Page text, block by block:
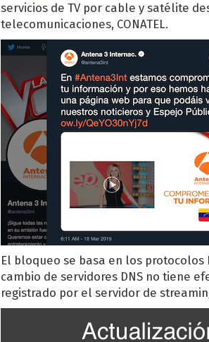
servicios de TV por cable y satélite
telecomunicaciones, CONATEL.
El bloqueo se basa en los protocolos
cambio de servidores DNS no tiene
registrado por el servidor de